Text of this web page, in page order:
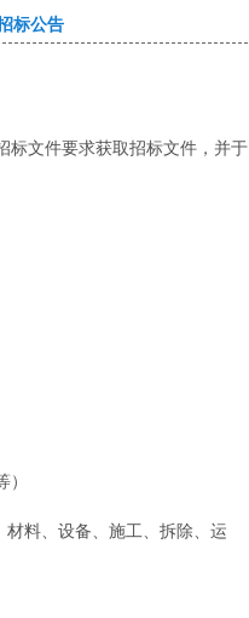
标公告
标文件要求获取招标文件，并于
材料、设备、施工、 拆除、 运